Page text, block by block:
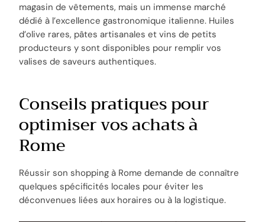
magasin de vêtements, mais un immense marché
dédié à l’excellence gastronomique italienne. Huiles
d’olive rares, pâtes artisanales et vins de petits
producteurs y sont disponibles pour remplir vos
valises de saveurs authentiques.
Conseils pratiques pour
optimiser vos achats à
Rome
Réussir son shopping à Rome demande de connaître
quelques spécificités locales pour éviter les
déconvenues liées aux horaires ou à la logistique.